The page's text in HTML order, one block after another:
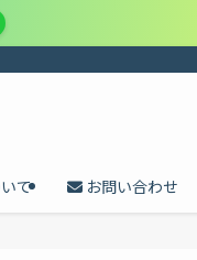
で、メンバーの共感・納
て お問い合わせ